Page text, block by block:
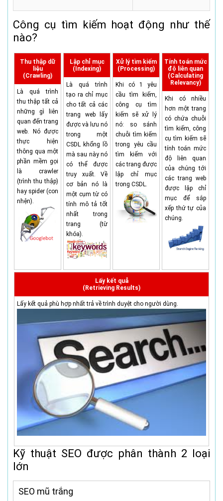
Công cụ tìm kiếm hoạt động như thế
nào?
Thu thập dữ
liệu
(Crawling)
Là quá trình
thu thập tất cả
những gì liên
quan đến trang
web. Nó được
thực hiện
thông qua một
phần mềm gọi
là crawler
(trình thu thập)
hay spider (con
nhện).
Lập chỉ mục
(Indexing)
Là quá trình
tạo ra chỉ mục
cho tất cả các
trang web lấy
được và lưu nó
trong một
CSDL khổng lồ
mà sau này nó
có thể được
truy xuất. Về
cơ bản nó là
một cụm từ có
tính mô tả tốt
nhất trong
trang (từ
khóa).
Xử lý tìm kiếm
(Processing)
Khi có 1 yêu
cầu tìm kiếm,
công cụ tìm
kiếm sẽ xử lý
nó: so sánh
chuỗi tìm kiếm
trong yêu cầu
tìm kiếm với
các trang được
lập chỉ mục
trong CSDL.
Tính toán mức
độ liên quan
(Calculating
Relevancy)
Khi có nhiều
hơn một trang
có chứa chuỗi
tìm kiếm, công
cụ tìm kiếm sẽ
tính toán mức
độ liên quan
của chúng tới
các trang web
được lập chỉ
mục để sắp
xếp thứ tự của
chúng.
Lấy kết quả
(Retrieving Results)
Lấy kết quả phù hợp nhất trả về trình duyệt cho người dùng.
Kỹ thuật SEO được phân thành 2 loại
lớn
SEO mũ trắng